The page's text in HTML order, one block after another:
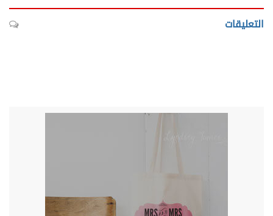
التعليقات